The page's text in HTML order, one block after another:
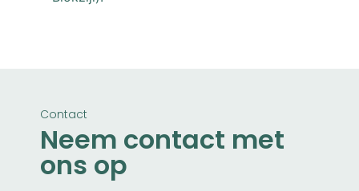
Contact
Neem contact met
ons op